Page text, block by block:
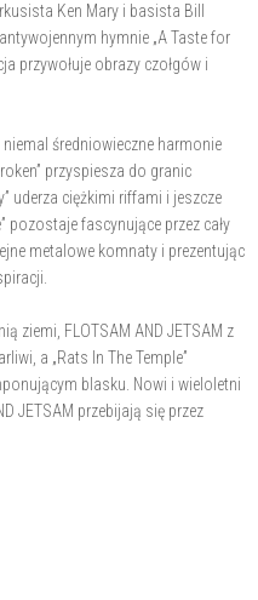
Ken Mary i basista Bill
hymnie „A Taste for
przywołuje obrazy czołgów i
średniowieczne harmonie
przyspiesza do granic
uderza ciężkimi riffami i jeszcze
pozostaje fascynujące przez cały
metalowe komnaty i prezentując
ziemi, FLOTSAM AND JETSAM z
a „Rats In The Temple”
blasku. Nowi i wieloletni
JETSAM przebijają się przez